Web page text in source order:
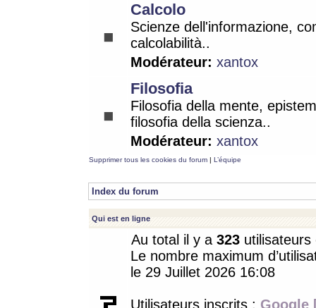
Calcolo
Scienze dell'informazione,
calcolabilità..
Modérateur: xantox
Filosofia
Filosofia della mente,
filosofia della scienza..
Modérateur: xantox
Supprimer tous les cookies du forum | L’équipe
Index du forum
Qui est en ligne
Au total il y a 323
Le nombre maximum
le 29 Juillet 2026 16:08
Utilisateurs inscrits : Google